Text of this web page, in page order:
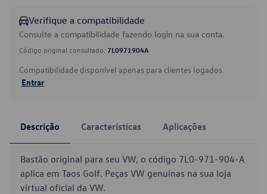
Verifique a compatibilidade
Consulte a compatibilidade fazendo login na sua conta.
Código original consultado: 7L0971904A
Compatibilidade disponível apenas para clientes logados.
Entrar
Descrição Características Aplicações
Bastão original para seu VW, o código 7L0-971-904-A
aplica em Taos Golf. Peças VW genuínas na sua loja
virtual oficial da VW.